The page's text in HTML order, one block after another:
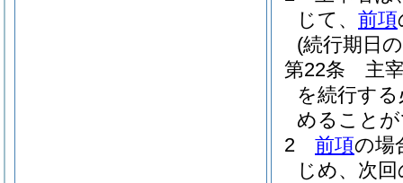
じて、 前項
(続行期日
第22条
主
を続行す
めること
2
前項の場
じめ、次